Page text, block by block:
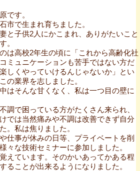
です。
市で生まれ育ちました。
と子供2人にかこまれ、ありがたいこと
。
は高校2年生の頃に「これから高齢化社
ミュニケーションも苦手ではない方だ
しくやっていけるんじゃないか」とい
の業界を志しました。
はそんな甘くなく、私は一つ目の壁に
調で困っている方がたくさん来られ、
では当然痛みや不調は改善できず自分
。私は焦りました。
仕事が休みの日等、プライベートを削
々な技術セミナーに参加しました。
えています。そのかいあってかある程
ることが出来るようになりました。